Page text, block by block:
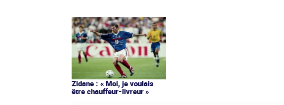
Zidane : « Moi, je voulais
être chauffeur-livreur »